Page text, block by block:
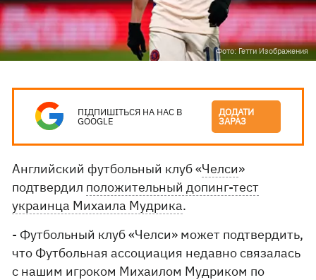
Фото: Гетти Изображения
ПІДПИШІТЬСЯ НА НАС В
GOOGLE
ДОДАТИ
ЗАРАЗ
Английский футбольный клуб «Челси»
подтвердил положительный допинг-тест
украинца Михаила Мудрика.
- Футбольный клуб «Челси» может подтвердить,
что Футбольная ассоциация недавно связалась
с нашим игроком Михаилом Мудриком по